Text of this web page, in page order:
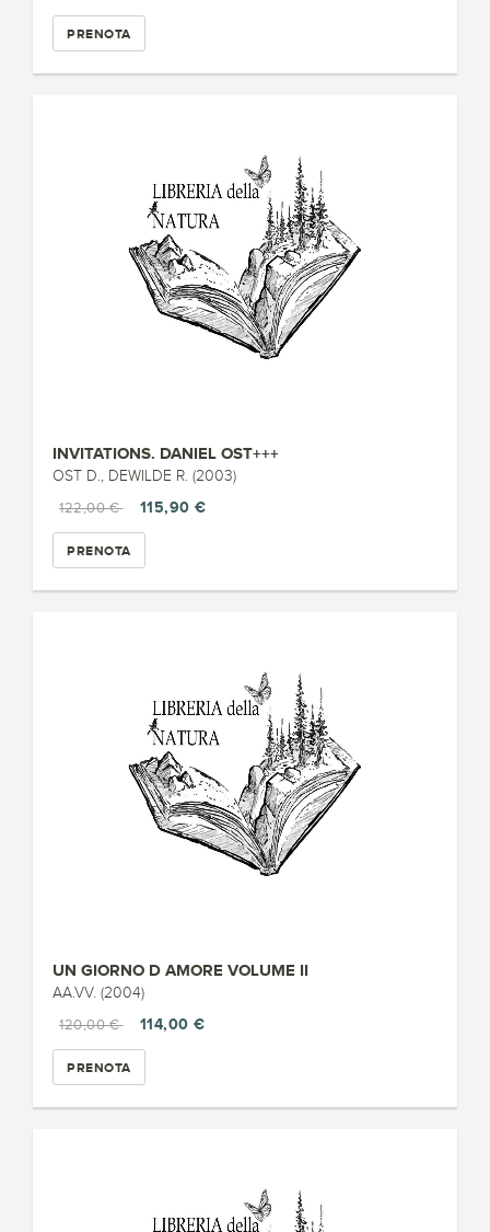
PRENOTA
INVITATIONS. DANIEL OST+++
OST D., DEWILDE R. (2003)
122,00 €
115,90 €
PRENOTA
UN GIORNO D AMORE VOLUME II
AA.VV. (2004)
120,00 €
114,00 €
PRENOTA